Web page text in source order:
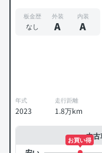
板金歴
なし
外装
A
内装
A
年式
2023
走行距離
1.8万km
中古
お買い得